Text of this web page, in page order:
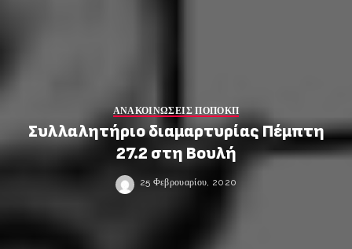
ΑΝΑΚΟΙΝΩΣΕΙΣ ΠΟΠΟΚΠ
Συλλαλητήριο διαμαρτυρίας Πέμπτη
27.2 στη Βουλή
25 Φεβρουαρίου, 2020